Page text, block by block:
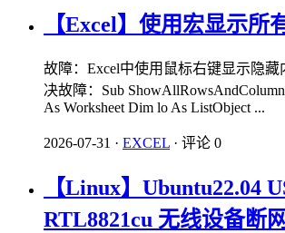
【Excel】使用宏显示所
故障：Excel中使用鼠标右键显示隐
决故障：Sub
As Worksheet Dim lo As ListObject ...
2026-07-31 · EXCEL · 评论 0
【Linux】Ubuntu22.04
RTL8821cu 无线设备断网